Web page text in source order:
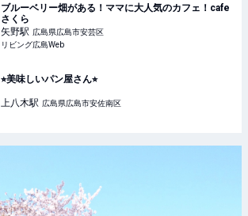
ブルーベリー畑がある！ママに大人気のカフェ！cafe
さくら
矢野駅 広島県広島市安芸区
リビング広島Web
⭐︎美味しいパン屋さん⭐︎
上八木駅 広島県広島市安佐南区